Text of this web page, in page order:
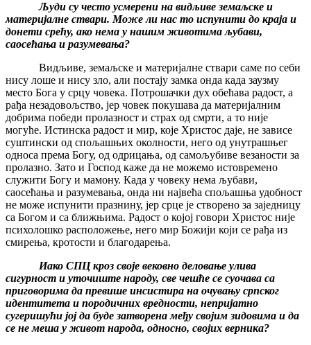
Људи су често усмерени на видљиве земаљске и
материјалне ствари. Може ли нас то испунити до краја и
донети срећу, ако нема у нашим животима љубави,
саосећања и разумевања?
Видљиве, земаљске и материјалне ствари саме по себи
нису лоше и нису зло, али постају замка онда када заузму
место Бога у срцу човека. Потрошачки дух обећава радост, а
рађа незадовољство, јер човек покушава да материјалним
добрима победи пролазност и страх од смрти, а то није
могуће. Истинска радост и мир, које Христос даје, не зависе
суштински од спољашњих околности, него од унутрашњег
односа према Богу, од одрицања, од самољубиве везаности за
пролазно. Зато и Господ каже да не можемо истовремено
служити Богу и мамону. Када у човеку нема љубави,
саосећања и разумевања, онда ни највећа спољашња удобност
не може испунити празнину, јер срце је створено за заједницу
са Богом и са ближњима. Радост о којој говори Христос није
психолошко расположење, него мир Божији који се рађа из
смирења, кротости и благодарења.
Иако СПЦ кроз своје вековно деловање улива
сигурност и уточиште народу, све чешће се суочава са
приговорима да превише инсистира на очувању српског
идентитета и породичних вредности, непријатно
сугеришући јој да буде затворена међу својим зидовима и да
се не меша у живот народа, односно, својих верника?